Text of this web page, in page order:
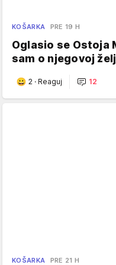
KOŠARKA PRE 19 H
Oglasio se Ostoja
sam o njegovoj
2 · Reaguj 12
KOŠARKA PRE 21 H